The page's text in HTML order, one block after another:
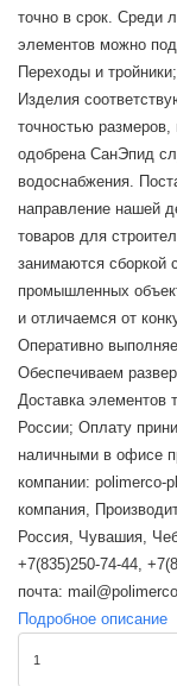
точно в срок. Среди
элементов можно
Переходы и
Изделия
точностью
одобрена СанЭпид
водоснабжения.
направление нашей
товаров для
занимаются сборкой
промышленных
и отличаемся от
Оперативно
Обеспечиваем
Доставка элементов
России; Оплату
наличными в офисе
компании: polimerco-
компания,
Россия, Чувашия,
+7(835)250-74-44,
почта:
Подробное описание